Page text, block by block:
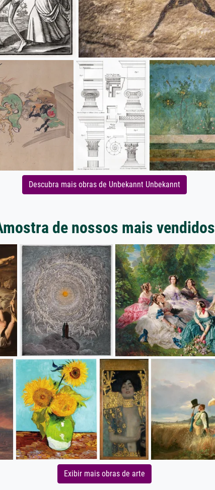
Descubra mais obras de Unbekannt Unbekannt
de nossos mais vendidos
Exibir mais obras de arte